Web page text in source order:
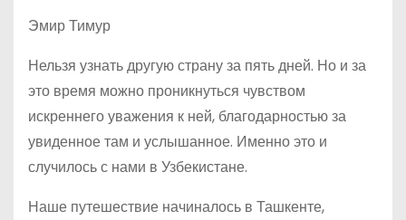
Эмир Тимур
Нельзя узнать другую страну за пять дней. Но и за
это время можно проникнуться чувством
искреннего уважения к ней, благодарностью за
увиденное там и услышанное. Именно это и
случилось с нами в Узбекистане.
Наше путешествие начиналось в Ташкенте,